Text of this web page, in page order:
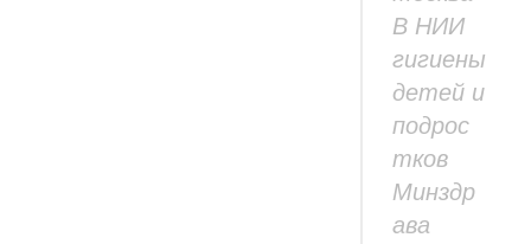
В НИИ
гигиены
детей и
подрос
тков
Минздр
ава